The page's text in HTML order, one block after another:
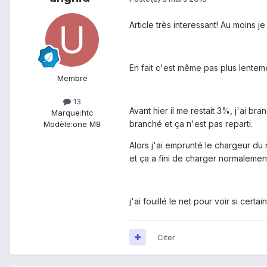
Membre
13
Marque:htc
Modèle:one M8
Article très interessant! Au moins
En fait c'est même pas plus
Avant hier il me restait 3%, j'ai
branché et ça n'est pas reparti.
Alors j'ai emprunté le chargeur
et ça a fini de charger
j'ai fouillé le net pour voir si
Citer